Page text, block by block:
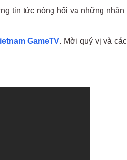
tin tức nóng hổi và những nhận
GameTV. Mời quý vị và các